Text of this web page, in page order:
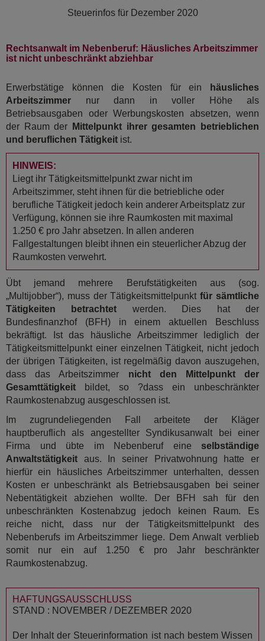
Steuerinfos für Dezember 2020
Rechtsanwalt im Nebenberuf: Häusliches Arbeitszimmer
ist nicht unbeschränkt abziehbar
Erwerbstätige können die Kosten für ein
häusliches
Arbeitszimmer nur dann in voller Höhe als
Betriebsausgaben oder Werbungskosten absetzen, wenn
der Raum der
Mittelpunkt ihrer gesamten betrieblichen
und beruflichen Tätigkeit ist.
HINWEIS:
Liegt ihr Tätigkeitsmittelpunkt zwar nicht im
Arbeitszimmer, steht ihnen für die betriebliche oder
berufliche Tätigkeit jedoch kein anderer Arbeitsplatz zur
Verfügung, können sie ihre Raumkosten mit maximal
1.250 € pro Jahr absetzen. In allen anderen
Fallgestaltungen bleibt ihnen ein steuerlicher Abzug der
Raumkosten verwehrt.
Übt jemand mehrere Berufstätigkeiten aus (sog.
„Multijobber“), muss der Tätigkeitsmittelpunktfür sämtliche
Tätigkeiten betrachtet werden. Dies hat der
Bundesfinanzhof (BFH) in einem aktuellen Beschluss
bekräftigt. Ist das häusliche Arbeitszimmer lediglich der
Tätigkeitsmittelpunkt einer einzelnen Tätigkeit, nicht jedoch
der übrigen Tätigkeiten, ist regelmäßig davon auszugehen,
dass das Arbeitszimmer nicht den Mittelpunkt der
Gesamttätigkeit bildet, so ?dass ein unbeschränkter
Raumkostenabzug ausgeschlossen ist.
Im zugrundeliegenden Fall arbeitete der Kläger
hauptberuflich als angestellter Syndikusanwalt bei einer
Firma und übte im Nebenberuf eine selbständige
Anwaltstätigkeit aus. In seiner Privatwohnung hatte er
hierfür ein häusliches Arbeitszimmer unterhalten, dessen
Kosten er unbeschränkt als Betriebsausgaben bei seiner
Nebentätigkeit abziehen wollte. Der BFH sah für den
unbeschränkten Kostenabzug jedoch keinen Raum. Es
reiche nicht, dass nur der Tätigkeitsmittelpunkt des
Nebenberufs im Arbeitszimmer liege. Dem Anwalt verblieb
somit nur ein auf 1.250 € pro Jahr beschränkter
Raumkostenabzug.
HAFTUNGSAUSSCHLUSS
STAND : NOVEMBER / DEZEMBER 2020
Der Inhalt der Steuerinformation ist nach bestem Wissen